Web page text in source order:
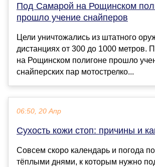
Под Самарой на Рощинском
прошло учение снайперов
Цели уничтожались из штатного
дистанциях от 300 до 1000 метров.
на Рощинском полигоне прошло
снайперских пар мотострелко...
06:50, 20 Апр
Сухость кожи стоп: причины и
Совсем скоро календарь и погода
тёплыми днями, к которым нужно